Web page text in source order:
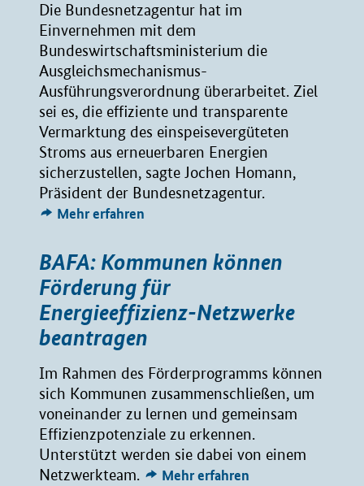
Die Bundesnetzagentur hat im
Einvernehmen mit dem
Bundeswirtschaftsministerium die
Ausgleichsmechanismus-
Ausführungsverordnung überarbeitet. Ziel
sei es, die effiziente und transparente
Vermarktung des einspeisevergüteten
Stroms aus erneuerbaren Energien
sicherzustellen, sagte Jochen Homann,
Präsident der Bundesnetzagentur.
Mehr erfahren
BAFA: Kommunen können
Förderung für
Energieeffizienz-Netzwerke
beantragen
Im Rahmen des Förderprogramms können
sich Kommunen zusammenschließen, um
voneinander zu lernen und gemeinsam
Effizienzpotenziale zu erkennen.
Unterstützt werden sie dabei von einem
Netzwerkteam.
Mehr erfahren